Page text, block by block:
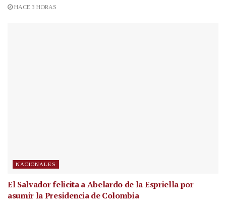
HACE 3 HORAS
NACIONALES
El Salvador felicita a Abelardo de la Espriella por
asumir la Presidencia de Colombia